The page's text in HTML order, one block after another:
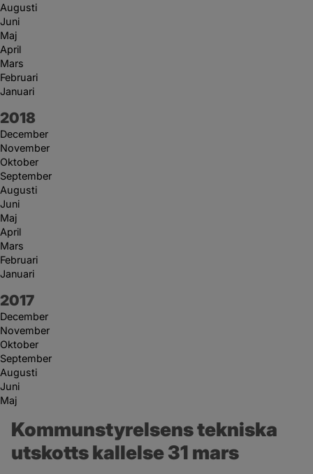
Augusti
Juni
Maj
April
Mars
Februari
Januari
År:
2018
December
November
Oktober
September
Augusti
Juni
Maj
April
Mars
Februari
Januari
År:
2017
December
November
Oktober
September
Augusti
Juni
Maj
Kommunstyrelsens tekniska
utskotts kallelse 31 mars